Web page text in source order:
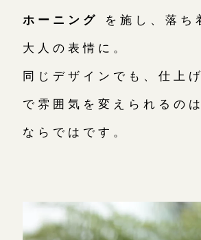
ホーニング
を施し、落ち
大人の表情に。
同じデザインでも、仕上
で雰囲気を変えられるの
ならではです。